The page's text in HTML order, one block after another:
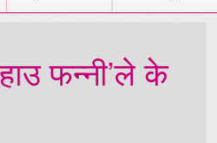
फन्नी’ले के